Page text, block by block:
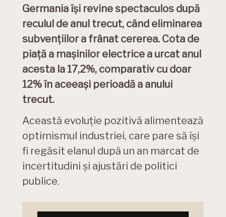
Germania își revine spectaculos după
reculul de anul trecut, când eliminarea
subvențiilor a frânat cererea. Cota de
piață a mașinilor electrice a urcat anul
acesta la 17,2%, comparativ cu doar
12% în aceeași perioadă a anului
trecut.
Această evoluție pozitivă alimentează
optimismul industriei, care pare să își
fi regăsit elanul după un an marcat de
incertitudini și ajustări de politici
publice.